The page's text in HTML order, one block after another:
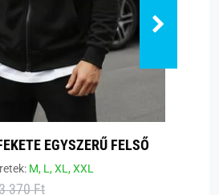
EGYSZERŰ FELSŐ
M, L,XL,XXL
370 Ft